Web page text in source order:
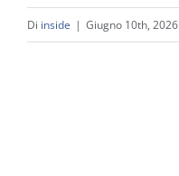
Di inside | Giugno 10th, 2026